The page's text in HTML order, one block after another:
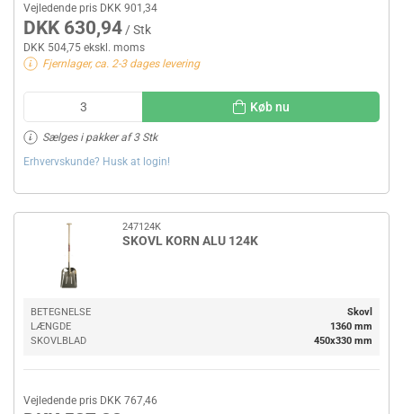
Vejledende pris DKK 901,34
DKK 630,94 / Stk
DKK 504,75 ekskl. moms
Fjernlager, ca. 2-3 dages levering
Køb nu
Sælges i pakker af 3 Stk
Erhvervskunde? Husk at login!
247124K
SKOVL KORN ALU 124K
BETEGNELSE
Skovl
LÆNGDE
1360 mm
SKOVLBLAD
450x330 mm
Vejledende pris DKK 767,46